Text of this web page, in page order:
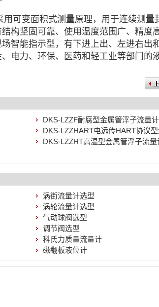
用可变面积式测量原理，用于连续测量
构坚固可靠、使用温度范围广、精度
智能指示型，有下进上出、左进右出
电力、环保、医药和轻工业等部门的
DKS-LZZF耐腐型金属管浮子流量计
DKS-LZZHART电远传HART协议
DKS-LZZHT高温型金属管浮子流量
涡街流量计选型
涡轮流量计选型
气动球阀选型
调节阀选型
科氏力质量流量计
磁翻板液位计